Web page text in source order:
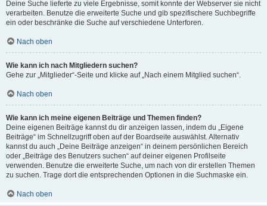
Deine Suche lieferte zu viele Ergebnisse, somit konnte der Webserver sie nicht
verarbeiten. Benutze die erweiterte Suche und gib spezifischere Suchbegriffe
ein oder beschränke die Suche auf verschiedene Unterforen.
Nach oben
Wie kann ich nach Mitgliedern suchen?
Gehe zur „Mitglieder“-Seite und klicke auf „Nach einem Mitglied suchen“.
Nach oben
Wie kann ich meine eigenen Beiträge und Themen finden?
Deine eigenen Beiträge kannst du dir anzeigen lassen, indem du „Eigene
Beiträge“ im Schnellzugriff oben auf der Boardseite auswählst. Alternativ
kannst du auch „Deine Beiträge anzeigen“ in deinem persönlichen Bereich
oder „Beiträge des Benutzers suchen“ auf deiner eigenen Profilseite
verwenden. Benutze die erweiterte Suche, um nach von dir erstellen Themen
zu suchen. Trage dort die entsprechenden Optionen in die Suchmaske ein.
Nach oben